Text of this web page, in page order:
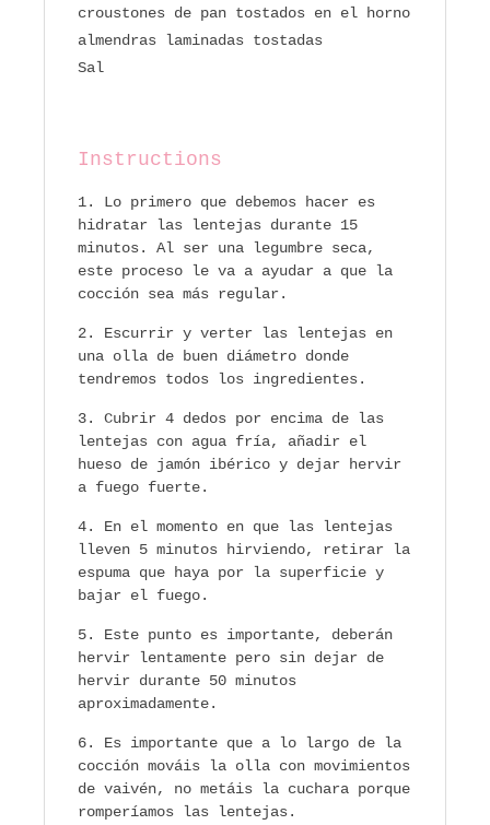
croustones de pan tostados en el horno
almendras laminadas tostadas
Sal
Instructions
Lo primero que debemos hacer es
hidratar las lentejas durante 15
minutos. Al ser una legumbre seca,
este proceso le va a ayudar a que la
cocción sea más regular.
Escurrir y verter las lentejas en
una olla de buen diámetro donde
tendremos todos los ingredientes.
Cubrir 4 dedos por encima de las
lentejas con agua fría, añadir el
hueso de jamón ibérico y dejar hervir
a fuego fuerte.
En el momento en que las lentejas
lleven 5 minutos hirviendo, retirar la
espuma que haya por la superficie y
bajar el fuego.
Este punto es importante, deberán
hervir lentamente pero sin dejar de
hervir durante 50 minutos
aproximadamente.
Es importante que a lo largo de la
cocción mováis la olla con movimientos
de vaivén, no metáis la cuchara porque
romperíamos las lentejas.